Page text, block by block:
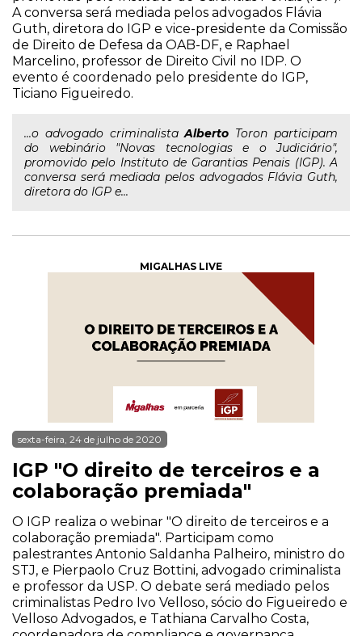
A conversa será mediada pelos advogados Flávia
Guth, diretora do IGP e vice-presidente da Comissão
de Direito de Defesa da OAB-DF, e Raphael
Marcelino, professor de Direito Civil no IDP. O
evento é coordenado pelo presidente do IGP,
Ticiano Figueiredo.
...o advogado criminalistaAlberto Toron participam
do webinário "Novas tecnologias e o Judiciário",
promovido pelo Instituto de Garantias Penais (IGP). A
conversa será mediada pelos advogados Flávia Guth,
diretora do IGP e...
MIGALHAS LIVE
sexta-feira, 24 de julho de 2020
IGP "O direito de terceiros e a
colaboração premiada"
O IGP realiza o webinar "O direito de terceiros e a
colaboração premiada". Participam como
palestrantes Antonio Saldanha Palheiro, ministro do
STJ, e Pierpaolo Cruz Bottini, advogado criminalista
e professor da USP. O debate será mediado pelos
criminalistas Pedro Ivo Velloso, sócio do Figueiredo e
Velloso Advogados, e Tathiana Carvalho Costa,